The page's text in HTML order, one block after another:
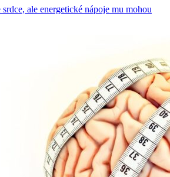
ale energetické nápoje mu mohou